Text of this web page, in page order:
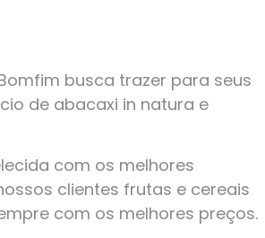
busca trazer para seus
de abacaxi in natura e
com os melhores
clientes frutas e cereais
com os melhores preços.